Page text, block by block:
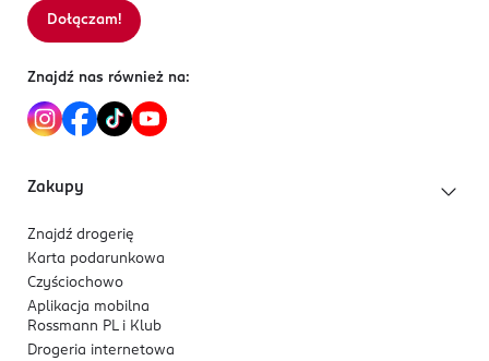
Dołączam!
Znajdź nas również na:
Zakupy
Znajdź drogerię
Karta podarunkowa
Czyściochowo
Aplikacja mobilna
Rossmann PL i Klub
Drogeria internetowa